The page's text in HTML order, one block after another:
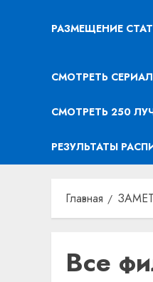
РАЗМЕЩЕНИЕ
СМОТРЕТЬ
СМОТРЕТЬ 250
РЕЗУЛЬТАТЫ
Главная
Все